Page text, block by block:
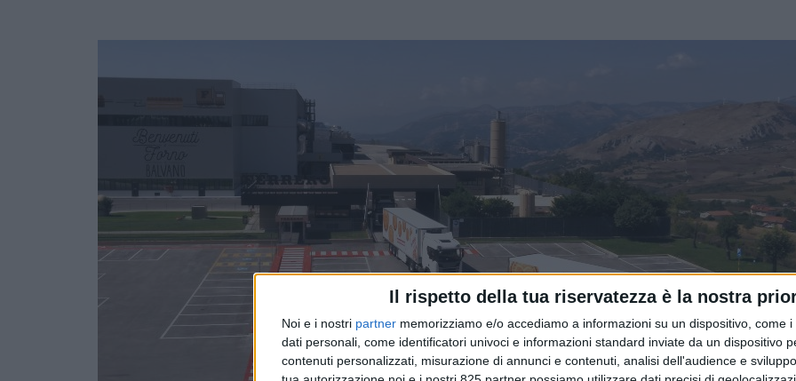
Il rispetto della tua riservatezza è la nostra
Noi e i nostri partner memorizziamo e/o accediamo a informazioni su un dispositivo, come
dati personali, come identificatori univoci e informazioni standard inviate da un dispositivo
contenuti personalizzati, misurazione di annunci e contenuti, analisi dell'audience e